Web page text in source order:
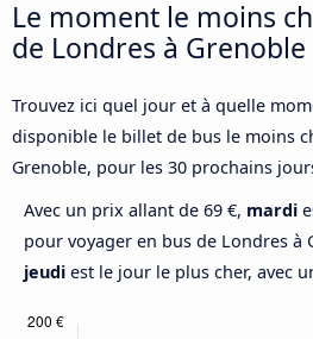
Le moment le moins
de Londres à Grenoble
Trouvez ici quel jour et à quelle
disponible le billet de bus le moins
Grenoble, pour les 30 prochains
Avec un prix allant de 69 €, mardi
pour voyager en bus de Londres à
jeudi est le jour le plus cher, avec